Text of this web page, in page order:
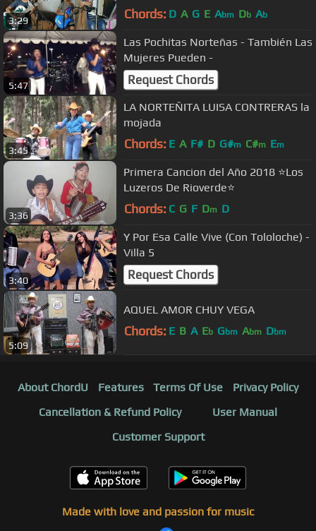
3:29 Chords: D A G E Abm Db Ab
5:47
Las Pochitas Norteñas - También Las
Mujeres Pueden -
Request Chords
3:45
LA NORTEÑITA LUISA CONTRERAS la
mojada
Chords: E A F# D G#m C#m Em
3:36
Primera Cancion del Año 2018 ⭐Los
Luzeros De Rioverde⭐
Chords: C G F Dm D
3:40
Y Por Esa Calle Vive (Con Tololoche) -
Villa 5
Request Chords
5:09
AQUEL AMOR CHUY VEGA
Chords: E B A Eb Gbm Abm Dbm
About ChordU Features Terms Of Use
Privacy Policy
Cancellation & Refund Policy
User Manual
Customer Support
Made with love and passion for music